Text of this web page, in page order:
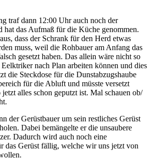
traf dann 12:00 Uhr auch noch der
hat das Aufmaß für die Küche genommen.
dass der Schrank für den Herd etwas
muss, weil die Rohbauer am Anfang das
gesetzt haben. Das allein wäre nicht so
nach Plan arbeiten können und dies
die Steckdose für die Dunstabzugshaube
für die Abluft und müsste versetzt
alles schon geputzt ist. Mal schauen ob/
der Gerüstbauer um sein restliches Gerüst
Dabei bemängelte er die unsaubere
Dadurch wird auch noch eine
das Gerüst fällig, welche wir uns jetzt von